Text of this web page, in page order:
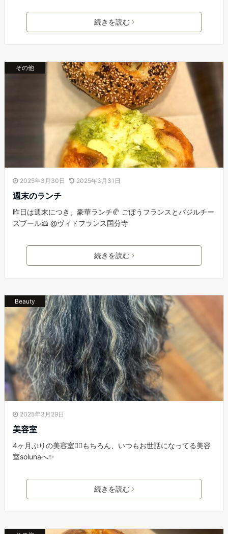
続きを読む
その他
2025年3月30日 2025年3月31日
週末のランチ
昨日は週末につき、豪華ランチ🥐 ごぼうフランスとバジルチー
ズブール🧀 @ヴィドフランス国分寺
続きを読む
Beauty
2025年3月29日
美容室
4ヶ月ぶりの美容室💇‍♀️もちろん、いつもお世話になってる美容
室solunaへ✨
続きを読む